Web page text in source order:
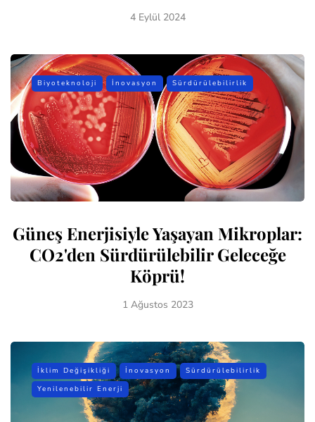
4 Eylül 2024
Biyoteknoloji İnovasyon Sürdürülebilirlik
Güneş Enerjisiyle Yaşayan Mikroplar:
CO2'den Sürdürülebilir Geleceğe
Köprü!
1 Ağustos 2023
İklim Değişikliği İnovasyon
Sürdürülebilirlik
Yenilenebilir Enerji